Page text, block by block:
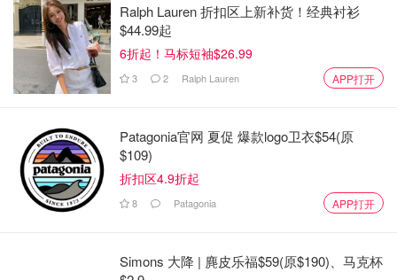
Ralph Lauren 折扣区上新补货！经典衬衫
$44.99起
6折起！马标短袖$26.99
3 2 Ralph Lauren APP打开
Patagonia官网 夏促 爆款logo卫衣$54(原
$109)
折扣区4.9折起
8 Patagonia APP打开
Simons 大降 | 麂皮乐福$59(原$190)、马克杯